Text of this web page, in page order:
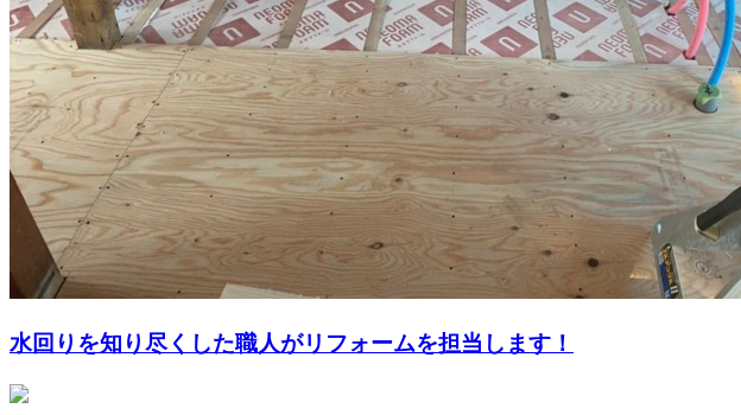
水回りを知り尽くした職人がリフォームを担当します！